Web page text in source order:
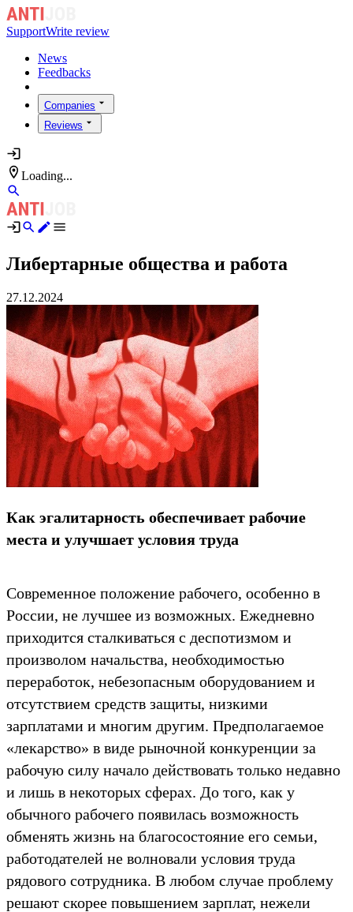
SupportWrite review
News
Feedbacks
Companies
Reviews
Loading...
Либертарные общества и работа
27.12.2024
Как эгалитарность обеспечивает рабочие
места и улучшает условия труда
Современное положение рабочего, особенно в
России, не лучшее из возможных. Ежедневно
приходится сталкиваться с деспотизмом и
произволом начальства, необходимостью
переработок, небезопасным оборудованием и
отсутствием средств защиты, низкими
зарплатами и многим другим. Предполагаемое
«лекарство» в виде рыночной конкуренции за
рабочую силу начало действовать только недавно
и лишь в некоторых сферах. До того, как у
обычного рабочего появилась возможность
обменять жизнь на благосостояние его семьи,
работодателей не волновали условия труда
рядового сотрудника. В любом случае проблему
решают скорее повышением зарплат, нежели